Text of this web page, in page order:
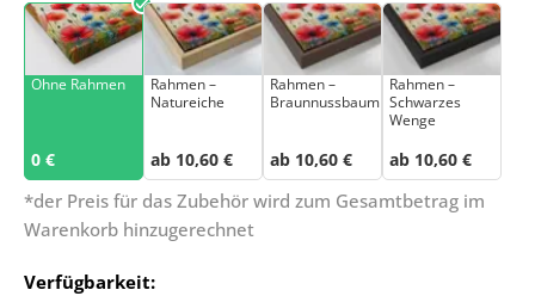
Ohne Rahmen
0 €
Rahmen –
Natureiche
ab 10,60 €
Rahmen –
Braunnussbaum
ab 10,60 €
Rahmen –
Schwarzes
Wenge
ab 10,60 €
*der Preis für das Zubehör wird zum Gesamtbetrag im
Warenkorb hinzugerechnet
Verfügbarkeit: